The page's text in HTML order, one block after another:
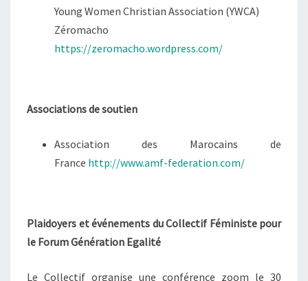
Young Women Christian Association (YWCA)
Zéromacho
https://zeromacho.wordpress.com/
Associations de soutien
Association des Marocains de
France http://www.amf-federation.com/
Plaidoyers et événements du Collectif Féministe pour
le Forum Génération Egalité
Le Collectif organise une conférence zoom le 30